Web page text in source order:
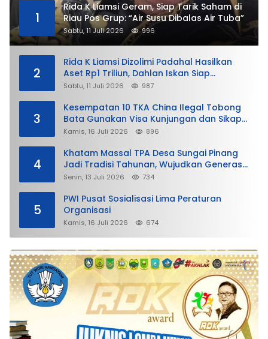
1
Rida K Liamsi Geram, Siap Tarik Saham di
Riau Pos Grup: “Air Susu Dibalas Air Tuba”
Sabtu, 11 Juli 2026 996
2
Rida K Liamsi Dizolimi Padahal Hasilkan
Aset Rp1 Triliun, Dahlan Iskan Siap
Membela
Sabtu, 11 Juli 2026 987
3
Kesempatan 10 TKA China Ilegal Tobong
Bata Gunakan Visa Kunjungan dan Sikap
Lunak Ditjen Imigrasi Kepri?
Kamis, 16 Juli 2026 896
4
Khatam Massal TPA Desa Sungai Pinang
Jadi Tradisi Tahunan, Wujudkan Generasi
Qurani
Senin, 13 Juli 2026 734
5
PWI Pusat Sosialisasi Lima Peraturan
Organisasi
Kamis, 16 Juli 2026 674